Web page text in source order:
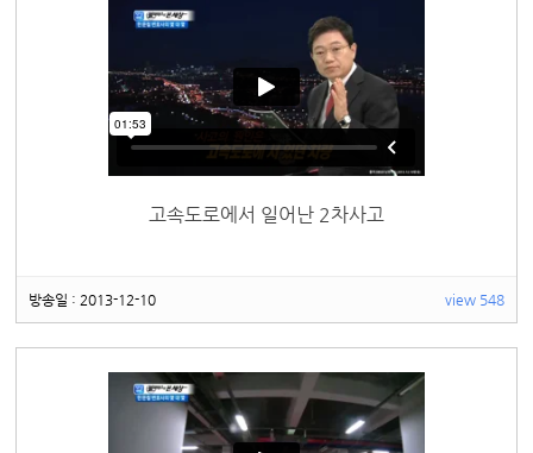
고속도로에서 일어난 2차사고
방송일 : 2013-12-10 view 548